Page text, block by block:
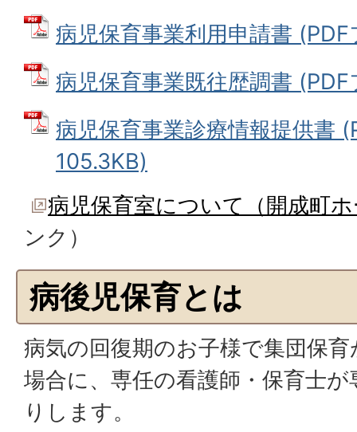
病児保育事業利用申請書
病児保育事業既往歴調書
病児保育事業診療情報提供書
105.3KB)
病児保育室について（開成町
ンク）
病後児保育とは
病気の回復期のお子様で集団保
場合に、専任の看護師・保育士
りします。